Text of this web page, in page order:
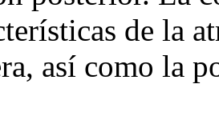
de la
así como la